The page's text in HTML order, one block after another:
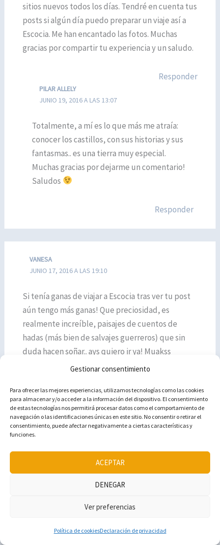
Gestionar consentimiento
Para ofrecer las mejores experiencias, utilizamos tecnologías como las cookies
para almacenar y/o acceder a la información del dispositivo. El consentimiento
de estas tecnologías nos permitirá procesar datos como el comportamiento de
navegación o las identificaciones únicas en este sitio. No consentir o retirar el
consentimiento, puede afectar negativamente a ciertas características y
funciones.
ACEPTAR
DENEGAR
Ver preferencias
Política de cookiesDeclaración de privacidad
sitios nuevos todos los días. Tendré en cuenta tus
posts si algún día puedo preparar un viaje así a
Escocia. Me han encantado las fotos. Muchas
gracias por compartir tu experiencia y un saludo.
Responder
PILAR ALLELY
JUNIO 19, 2016 A LAS 13:07
Totalmente, a mí es lo que más me atraía:
conocer los castillos, con sus historias y sus
fantasmas.. es una tierra muy especial.
Muchas gracias por dejarme un comentario!
Saludos
Responder
VANESA
JUNIO 17, 2016 A LAS 19:10
Si tenía ganas de viajar a Escocia tras ver tu post
aún tengo más ganas! Que preciosidad, es
realmente increíble, paisajes de cuentos de
hadas (más bien de salvajes guerreros) que sin
duda hacen soñar.. ays quiero ir ya! Muakss
PILAR ALLELY
JUNIO 19, 2016 A LAS 13:03
Gracias por tus palabras Vanessa! Espero que
EL INVERNADERO CREATIVO